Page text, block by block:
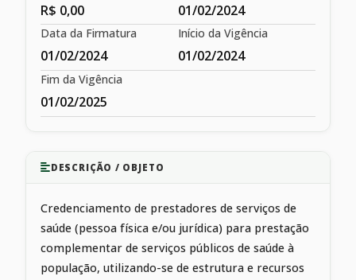
R$ 0,00 01/02/2024
Data da Firmatura
01/02/2024
Início da Vigência
01/02/2024
Fim da Vigência
01/02/2025
DESCRIÇÃO / OBJETO
Credenciamento de prestadores de serviços de
saúde (pessoa física e/ou jurídica) para prestação
complementar de serviços públicos de saúde à
população, utilizando-se de estrutura e recursos